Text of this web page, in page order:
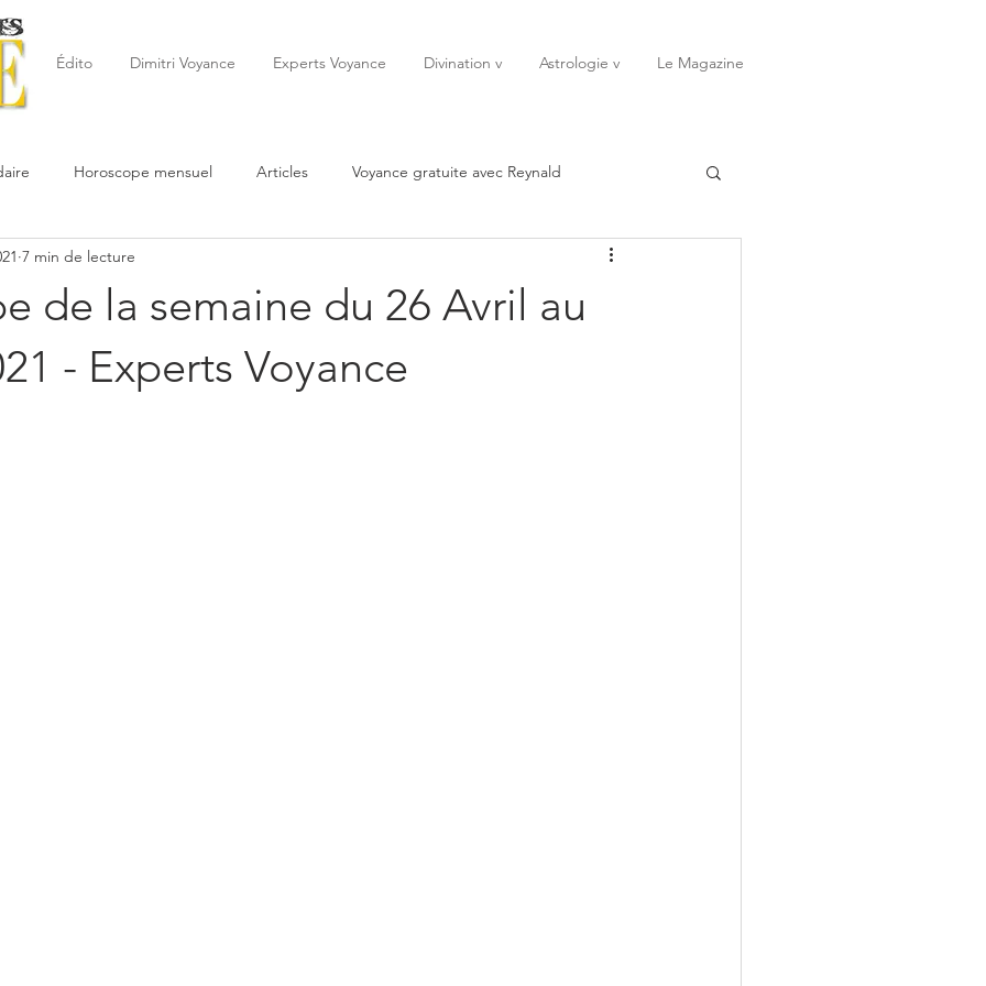
Édito Dimitri Voyance Experts Voyance Divination v Astrologie v Le Magazine
Horoscope mensuel Articles Voyance gratuite avec Reynald
de la semaine
Cartomancie Février
de la semaine du 26 Avril au
- Experts Voyance
7 min de lecture